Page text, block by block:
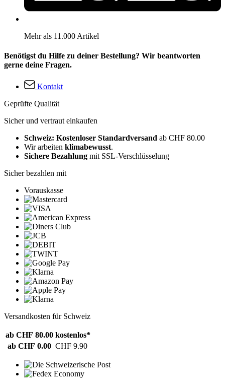
Mehr als 11.000 Artikel
Benötigst du Hilfe zu deiner Bestellung? Wir beantworten
gerne deine Fragen.
Kontakt
Geprüfte Qualität
Sicher und vertraut einkaufen
Schweiz: Kostenloser Standardversand ab CHF 80.00
Wir arbeiten klimabewusst.
Sichere Bezahlung mit SSL-Verschlüsselung
Sicher bezahlen mit
Vorauskasse
Versandkosten für Schweiz
ab CHF 80.00 kostenlos*
ab CHF 0.00 CHF 9.90